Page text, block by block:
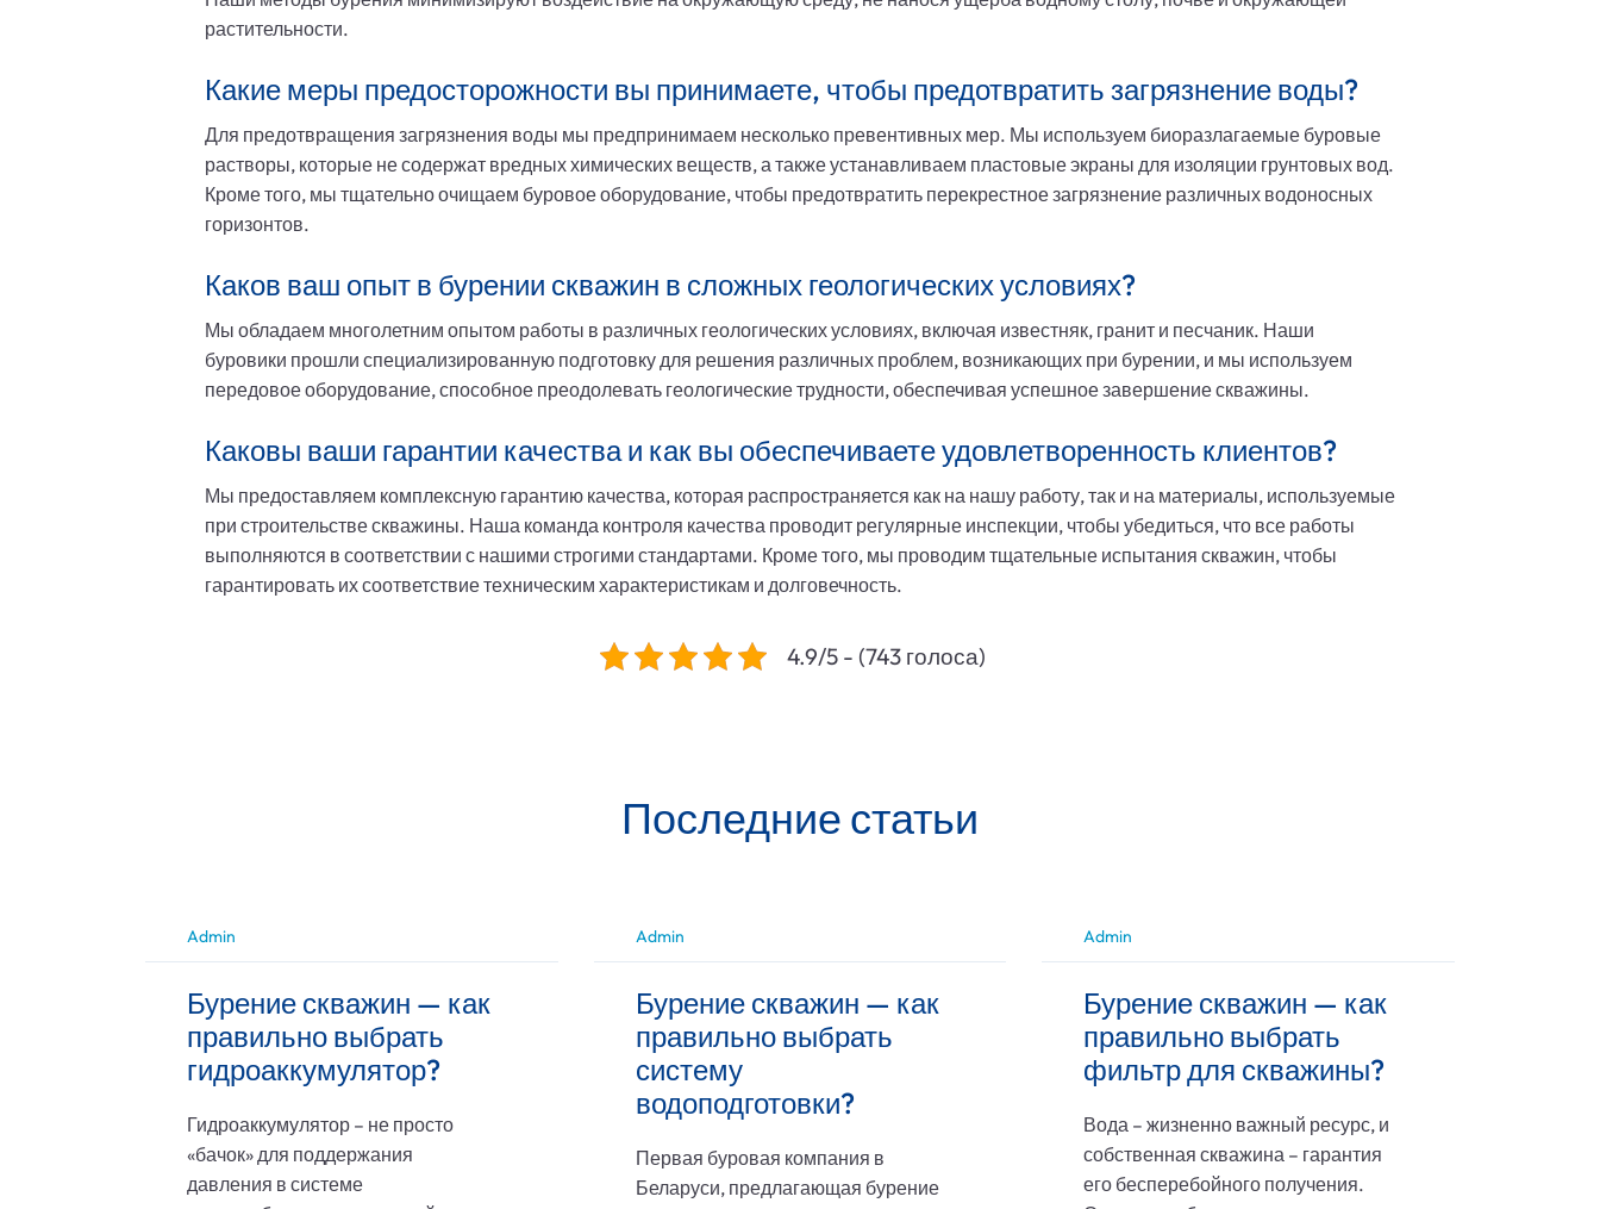
растительности.
Какие меры предосторожности вы принимаете, чтобы предотвратить загрязнение воды?
Для предотвращения загрязнения воды мы предпринимаем несколько превентивных мер. Мы используем биоразлагаемые буровые
растворы, которые не содержат вредных химических веществ, а также устанавливаем пластовые экраны для изоляции грунтовых вод.
Кроме того, мы тщательно очищаем буровое оборудование, чтобы предотвратить перекрестное загрязнение различных водоносных
горизонтов.
Каков ваш опыт в бурении скважин в сложных геологических условиях?
Мы обладаем многолетним опытом работы в различных геологических условиях, включая известняк, гранит и песчаник. Наши
буровики прошли специализированную подготовку для решения различных проблем, возникающих при бурении, и мы используем
передовое оборудование, способное преодолевать геологические трудности, обеспечивая успешное завершение скважины.
Каковы ваши гарантии качества и как вы обеспечиваете удовлетворенность клиентов?
Мы предоставляем комплексную гарантию качества, которая распространяется как на нашу работу, так и на материалы, используемые
при строительстве скважины. Наша команда контроля качества проводит регулярные инспекции, чтобы убедиться, что все работы
выполняются в соответствии с нашими строгими стандартами. Кроме того, мы проводим тщательные испытания скважин, чтобы
гарантировать их соответствие техническим характеристикам и долговечность.
4.9/5 - (743 голоса)
Последние статьи
Admin
Бурение скважин — как
правильно выбрать
гидроаккумулятор?
Гидроаккумулятор – не просто
«бачок» для поддержания
давления в системе
Admin
Бурение скважин — как
правильно выбрать
систему
водоподготовки?
Первая буровая компания в
Беларуси, предлагающая бурение
Admin
Бурение скважин — как
правильно выбрать
фильтр для скважины?
Вода – жизненно важный ресурс, и
собственная скважина – гарантия
его бесперебойного получения.